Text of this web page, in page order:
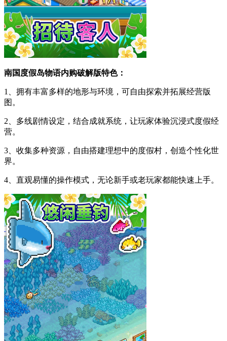
南国度假岛物语内购破解版特色：
1、拥有丰富多样的地形与环境，可自由探索并拓展经营版
图。
2、多线剧情设定，结合成就系统，让玩家体验沉浸式度假经
营。
3、收集多种资源，自由搭建理想中的度假村，创造个性化世
界。
4、直观易懂的操作模式，无论新手或老玩家都能快速上手。